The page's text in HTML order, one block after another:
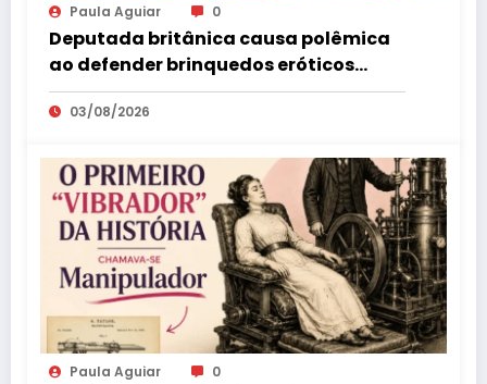
Paula Aguiar 0
Deputada britânica causa polêmica
ao defender brinquedos eróticos
como parte da educação sexual
03/08/2026
Paula Aguiar 0